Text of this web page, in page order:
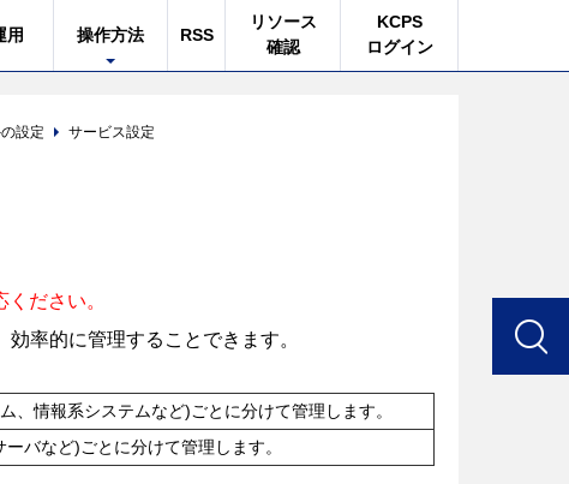
用 操作方法 RSS
リソース
確認
KCPS
ログイン
設定 サービス設定
ださい。
率的に管理することできます。
情報系システムなど)ごとに分けて管理します。
バなど)ごとに分けて管理します。